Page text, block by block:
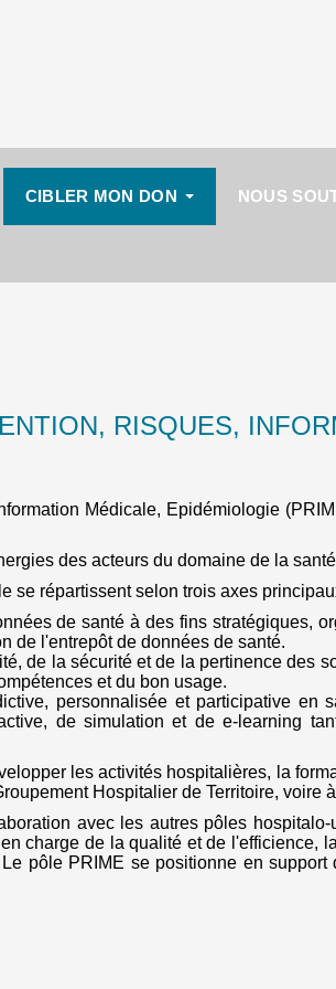
CIBLER MON DON NOUS
RISQUES,
Médicale, Epidémiologie
des acteurs du domaine de la
se répartissent selon trois axes
de santé à des fins stratégiques,
de l'entrepôt de données de santé.
de la sécurité et de la pertinence des
et du bon usage.
personnalisée et participative
de simulation et de e-learning
les activités hospitalières, la
Hospitalier de Territoire,
avec les autres pôles
charge de la qualité et de l'efficience,
pôle PRIME se positionne en